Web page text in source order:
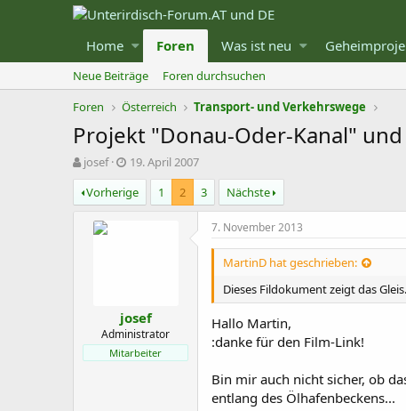
Home Foren Was ist neu
Neue Beiträge
Foren durchsuchen
Foren
Österreich Transport- und Verkehrswege
Projekt "Donau-Oder-Kanal"
T
h
e
m
josef
B
e
g
i
m
19. April 2007
Vorherige
1 2 3 Nächste
josef
Administrator
Mitarbeiter
7. November 2013
MartinD hat geschrieben:
Dieses Fildokument zeigt das
Hallo Martin,
:danke für den Film-Link!
Bin mir auch nicht sicher, ob
entlang des Ölhafenbeckens...